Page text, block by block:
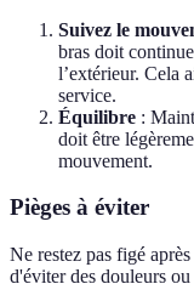
Suivez le
bras doit
l’extérieur. Cela
service.
Équilibre :
doit être
mouvement.
Pièges à éviter
Ne restez pas figé
d'éviter des douleurs